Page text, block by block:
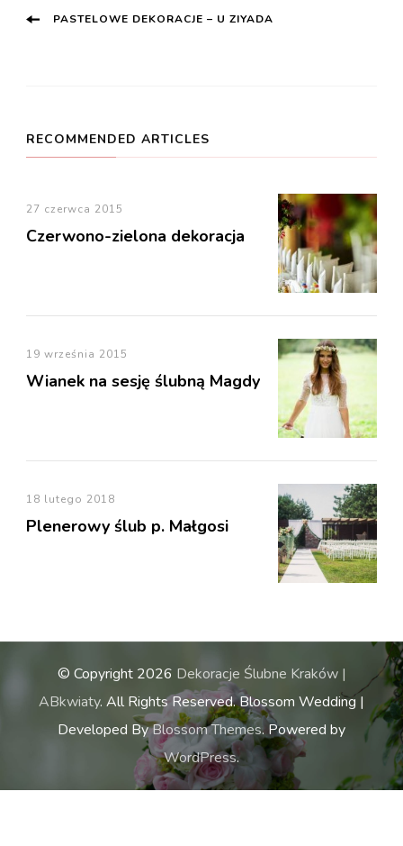
Post
PASTELOWE DEKORACJE – U ZIYADA
RECOMMENDED ARTICLES
27 czerwca 2015
Czerwono-zielona dekoracja
19 września 2015
Wianek na sesję ślubną Magdy
18 lutego 2018
Plenerowy ślub p. Małgosi
© Copyright 2026 Dekoracje Ślubne Kraków |
ABkwiaty. All Rights Reserved.Blossom Wedding |
Developed ByBlossom Themes. Powered by
WordPress.